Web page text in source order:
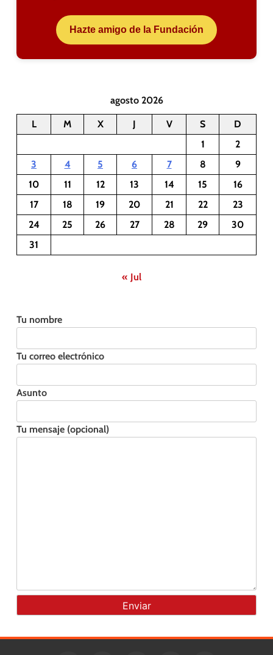
Hazte amigo de la Fundación
agosto 2026
L M X J V S
D
1
2
3
4 5 6 7 8
9
10
11 12 13 14 15
16
17
18 19 20 21 22
23
24
25 26 27 28 29
30
31
« Jul
Tu nombre
Tu correo electrónico
Asunto
Tu mensaje (opcional)